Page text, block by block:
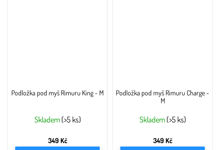
Podložka pod myš Rimuru King - M
Skladem (>5 ks)
349 Kč
Podložka pod myš Rimuru Charge -
M
Skladem (>5 ks)
349 Kč